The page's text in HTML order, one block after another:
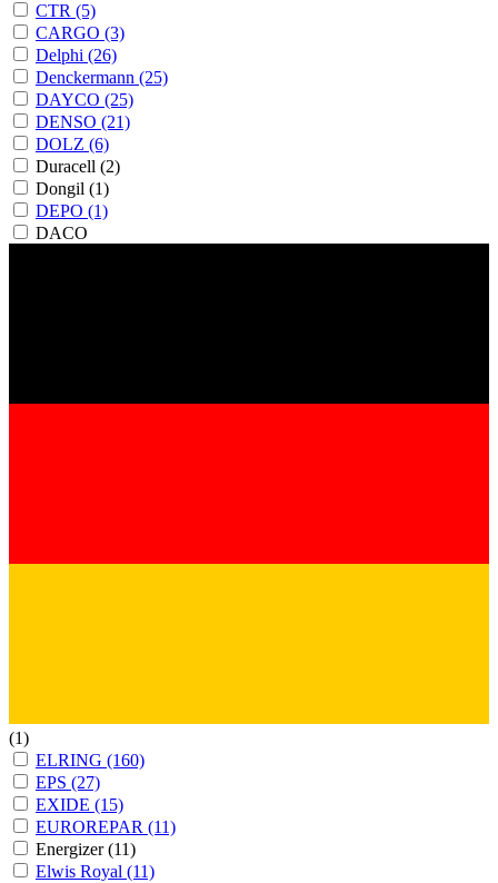
CTR (5)
CARGO (3)
Delphi (26)
Denckermann (25)
DAYCO (25)
DENSO (21)
DOLZ (6)
Duracell (2)
Dongil (1)
DEPO (1)
DACO
(1)
ELRING (160)
EPS (27)
EXIDE (15)
EUROREPAR (11)
Energizer(11)
Elwis Royal (11)